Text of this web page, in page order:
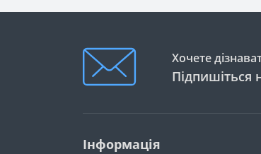
Хочете
Підпишіться
Інформація